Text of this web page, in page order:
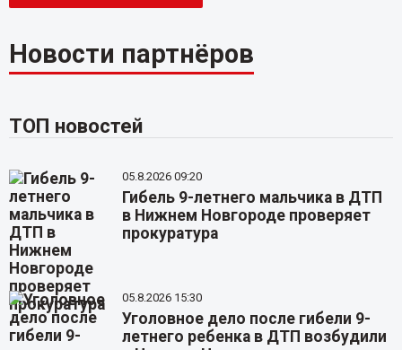
Новости партнёров
ТОП новостей
05.8.2026 09:20
Гибель 9-летнего мальчика в ДТП
в Нижнем Новгороде проверяет
прокуратура
05.8.2026 15:30
Уголовное дело после гибели 9-
летнего ребенка в ДТП возбудили